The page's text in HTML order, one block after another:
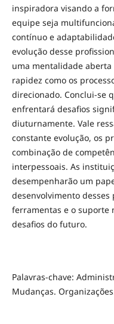
inspiradora visando a
equipe seja
contínuo e
evolução desse
uma mentalidade
rapidez como os
direcionado. Conclui-se
enfrentará desafios
diuturnamente. Vale
constante evolução, os
combinação de
interpessoais. As
desempenharão um
desenvolvimento
ferramentas e o suporte
desafios do futuro.
Palavras-chave:
Mudanças.